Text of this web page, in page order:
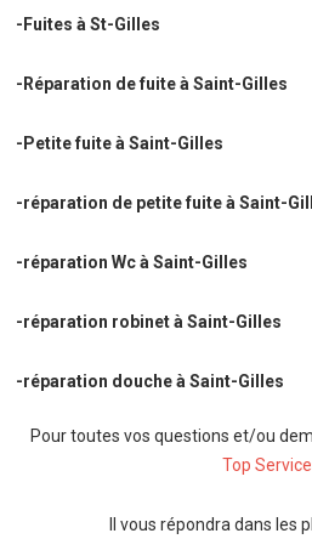
-Fuites à St-Gilles
-Réparation de fuite à Saint-Gilles
-Petite fuite à Saint-Gilles
-réparation de petite fuite à Saint-
-réparation Wc à Saint-Gilles
-réparation robinet à Saint-Gilles
-réparation douche à Saint-Gilles
Pour toutes vos questions et/ou
Top
Il vous répondra dans les